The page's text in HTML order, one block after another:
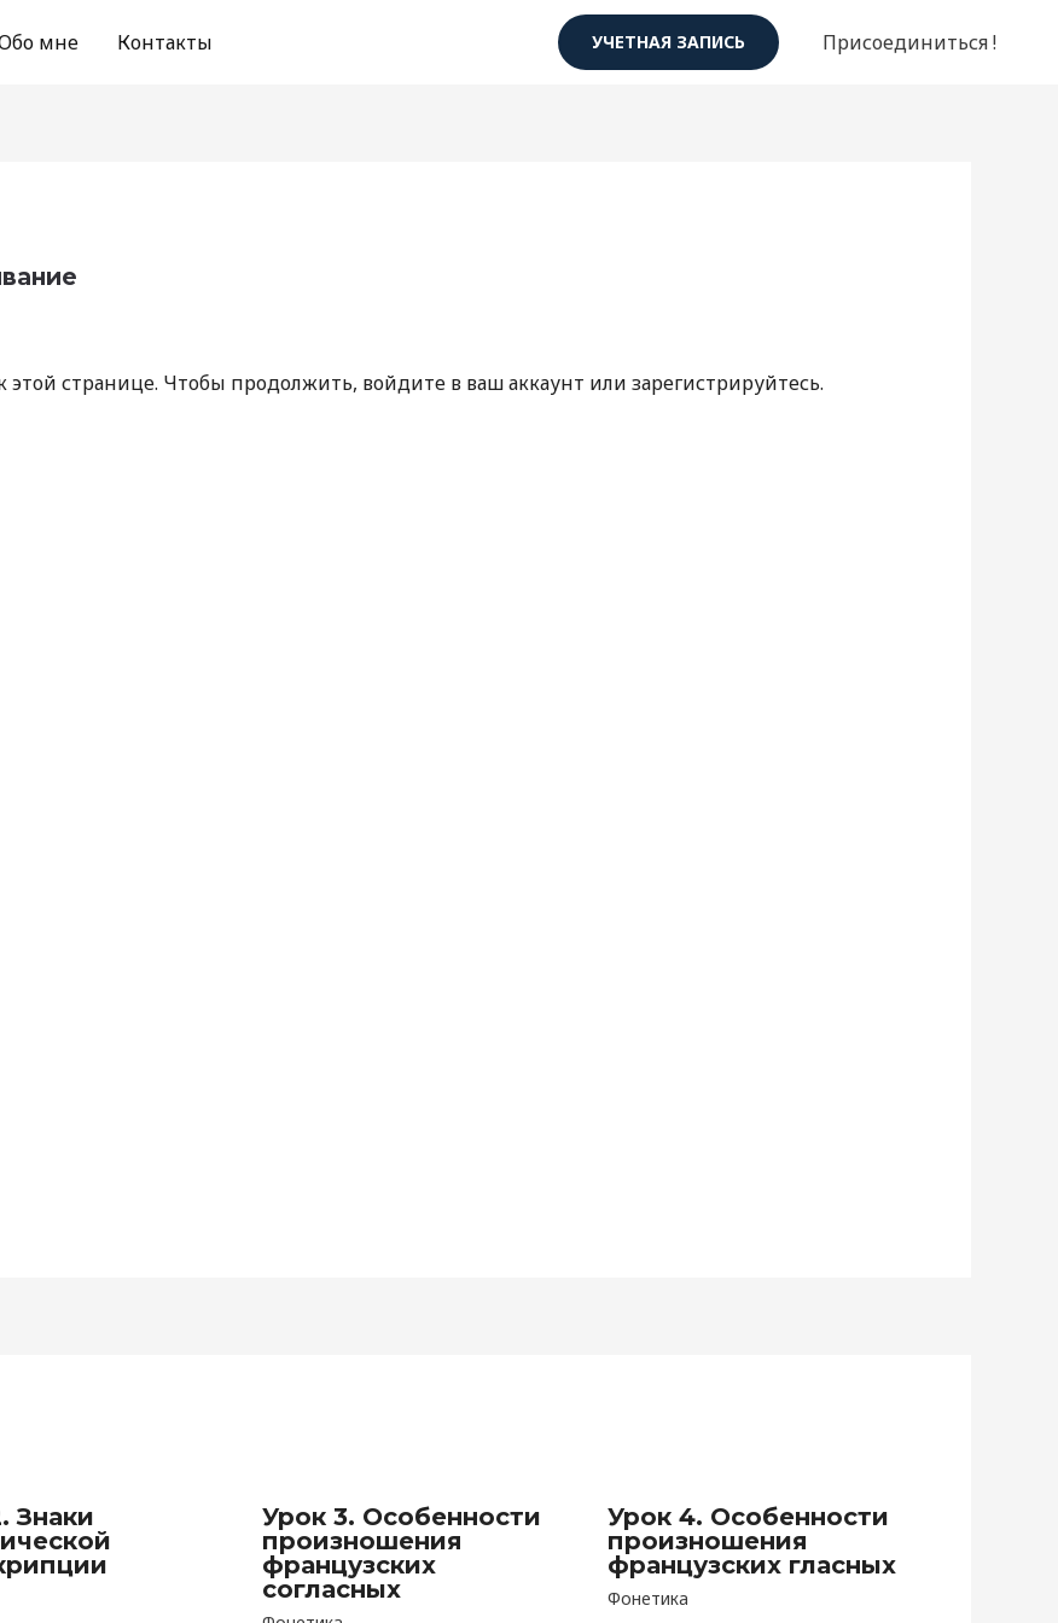
мне Контакты УЧЕТНАЯ ЗАПИСЬ Присоединиться !
странице. Чтобы продолжить, войдите в ваш аккаунт или зарегистрируйтесь.
Знаки
Урок 3. Особенности
произношения
французских
согласных
Урок 4. Особенности
произношения
французских гласных
Фонетика